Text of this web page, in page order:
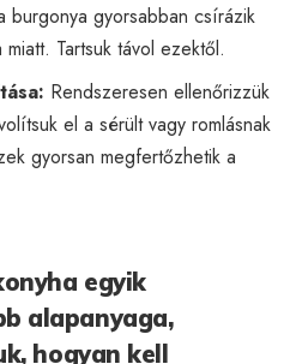
burgonya gyorsabban csírázik
Tartsuk távol ezektől.
Rendszeresen ellenőrizzük
el a sérült vagy romlásnak
gyorsan megfertőzhetik a
egyik
alapanyaga,
hogyan kell